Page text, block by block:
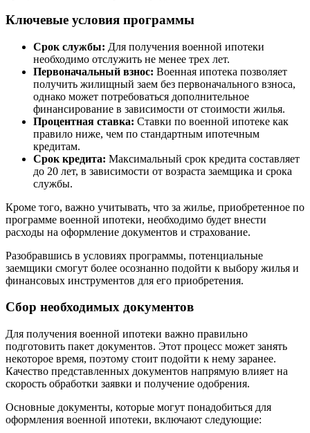
Ключевые условия программы
Срок службы: Для получения военной ипотеки
необходимо отслужить не менее трех лет.
Первоначальный взнос: Военная ипотека позволяет
получить жилищный заем без первоначального взноса,
однако может потребоваться дополнительное
финансирование в зависимости от стоимости жилья.
Процентная ставка: Ставки по военной ипотеке как
правило ниже, чем по стандартным ипотечным
кредитам.
Срок кредита: Максимальный срок кредита составляет
до 20 лет, в зависимости от возраста заемщика и срока
службы.
Кроме того, важно учитывать, что за жилье, приобретенное по
программе военной ипотеки, необходимо будет внести
расходы на оформление документов и страхование.
Разобравшись в условиях программы, потенциальные
заемщики смогут более осознанно подойти к выбору жилья и
финансовых инструментов для его приобретения.
Сбор необходимых документов
Для получения военной ипотеки важно правильно
подготовить пакет документов. Этот процесс может занять
некоторое время, поэтому стоит подойти к нему заранее.
Качество представленных документов напрямую влияет на
скорость обработки заявки и получение одобрения.
Основные документы, которые могут понадобиться для
оформления военной ипотеки, включают следующие: